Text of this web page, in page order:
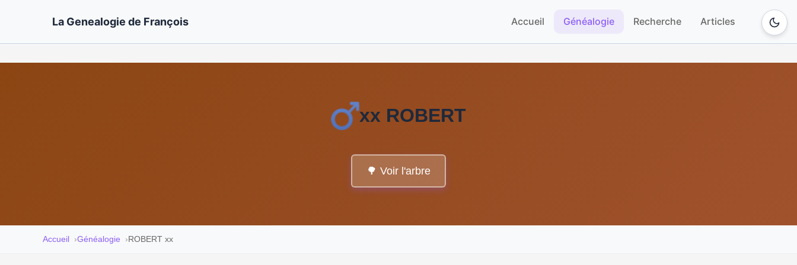
La Genealogie de François Accueil Généalogie Recherche Articles
xx ROBERT
🌳 Voir l'arbre
Accueil Généalogie ROBERT xx